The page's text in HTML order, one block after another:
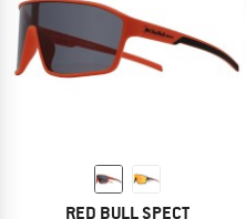
RED BULL SPECT